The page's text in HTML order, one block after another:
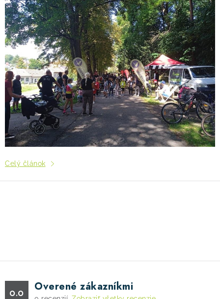
Celý článok
á
d
a0.0 Overené zákazníkmi